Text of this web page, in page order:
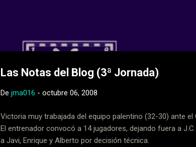
Las Notas del Blog (3ª Jornada)
De jma016 - octubre 06, 2008
Victoria muy trabajada del equipo palentino (32-30) ante el
El entrenador convocó a 14 jugadores, dejando fuera a
a Javi, Enrique y Alberto por decisión técnica.